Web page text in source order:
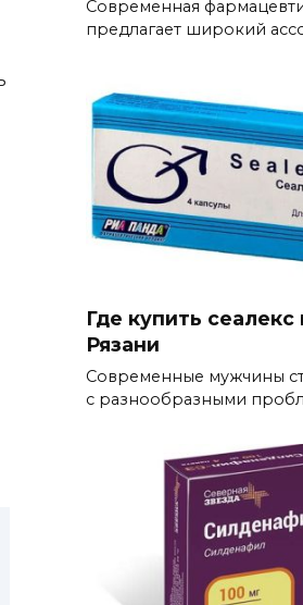
Современная
предлагает широкий
Где купить сеалекс
Рязани
Современные мужчины
с разнообразными